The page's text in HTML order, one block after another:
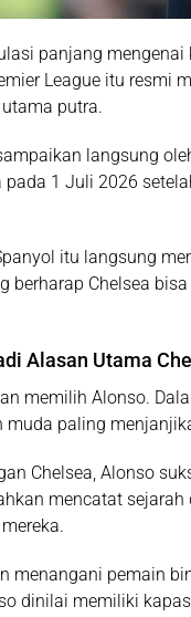
panjang mengenai
League itu resmi
putra.
langsung
1 Juli 2026
itu langsung
berharap Chelsea
Alasan Utama
memilih Alonso.
paling
Chelsea, Alonso
mencatat
menangani pemain
dinilai memiliki